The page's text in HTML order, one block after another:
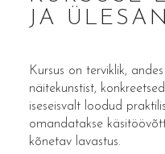
JA
Kursus on terviklik,
näitekunstist,
iseseisvalt loodud
omandatakse
kõnetav lavastus.